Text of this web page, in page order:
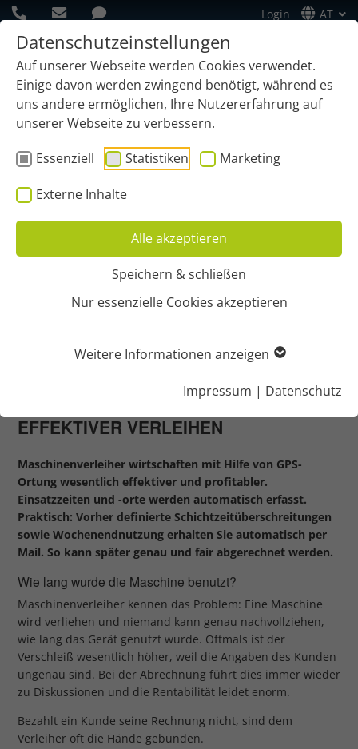
Datenschutzeinstellungen
Auf unserer Webseite werden Cookies verwendet.
Einige davon werden zwingend benötigt, während es
uns andere ermöglichen, Ihre Nutzererfahrung auf
unserer Webseite zu verbessern.
Essenziell
Statistiken Marketing
Externe Inhalte
Alle akzeptieren
Speichern & schließen
Nur essenzielle Cookies akzeptieren
Weitere Informationen anzeigen
Impressum | Datenschutz
Login AT
Maschinenverleih
GPS-ORTUNG FÜR DEN
MASCHINENVERLEIH
MASCHINEN DANK GEOCAPTURE
EFFEKTIVER VERLEIHEN
Maschinenverleiher wirtschaften mit Hilfe von GPS-
Ortung wesentlich effektiver und profitabler.
Einsatzzeiten und -orte werden automatisch erfasst.
Praktisch: Vorher definierte Schichtzeitüberschreitungen
sowie Wochenendnutzung erhalten Sie automatisch per
Mail. So kann später genau und fair abgerechnet werden.
Wie lang wurde die Maschine benutzt?
Maschinenverleiher kennen das Problem: Eine Maschine
wird verliehen und niemand kann genau nachvollziehen,
wie lang das Gerät genutzt wurde. Oftmals ist der
Verschleiß wesentlich höher, weil die Angaben des Kunden
ungenau sind. Bei der Abrechnung führt dies immer wieder
zu Diskussionen und die Rentabilität leidet enorm.
Bezahlt ein Kunde seine Rechnung nicht, sind dem
Verleiher oft die Hände gebunden.